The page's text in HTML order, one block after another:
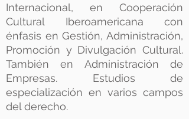
Internacional, en Cooperación
Cultural Iberoamericana con
énfasis en Gestión, Administración,
Promoción y Divulgación Cultural.
También en Administración de
Empresas. Estudios de
especialización en varios campos
del derecho.